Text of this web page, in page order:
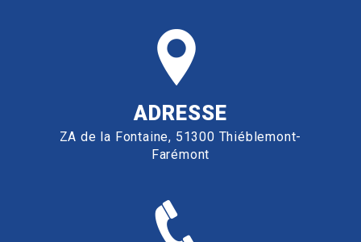
ADRESSE
ZA de la Fontaine, 51300 Thiéblemont-
Farémont